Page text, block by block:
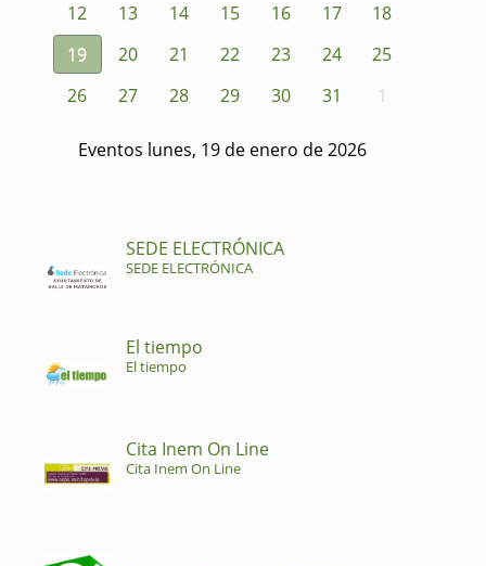
12
13 14 15 16 17
18
19
20 21 22 23 24
25
26
27 28 29 30 31 1
Eventos lunes, 19 de enero de 2026
SEDE ELECTRÓNICA
SEDE ELECTRÓNICA
El tiempo
El tiempo
Cita Inem On Line
Cita Inem On Line